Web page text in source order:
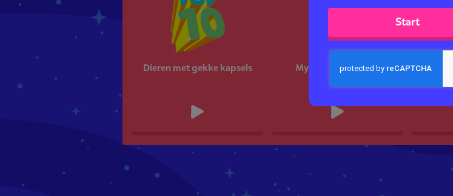
Dieren met gekke kapsels Mysterieuze wezens
Start